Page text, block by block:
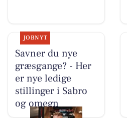
JOBNYT
Savner du nye
græsgange? - Her
er nye ledige
stillinger i Sabro
og omegn